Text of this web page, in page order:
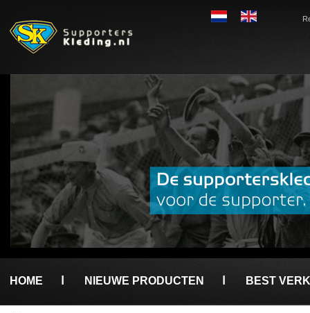
HOME NIEUWE PRODUCTEN BEST